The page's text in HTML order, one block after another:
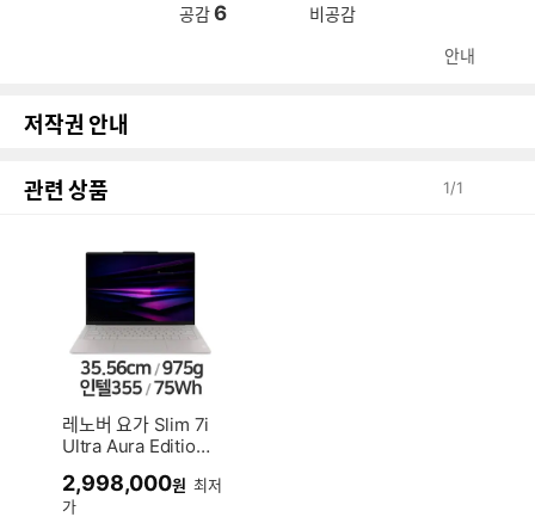
공감6 비공감
안내
저작권 안내
관련 상품 1/1
레노버 요가 Slim 7i
Ultra Aura Edition
D 1TB)
2,998,000원 최저
가